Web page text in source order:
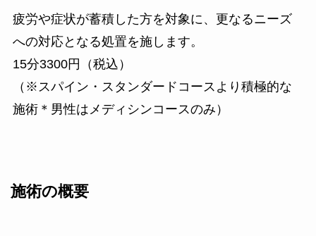
疲労や症状が蓄積した方を対象に、更なるニーズ
への対応となる処置を施します。
15分3300円（税込）
（※スパイン・スタンダードコースより積極的な
施術＊男性はメディシンコースのみ）
施術の概要